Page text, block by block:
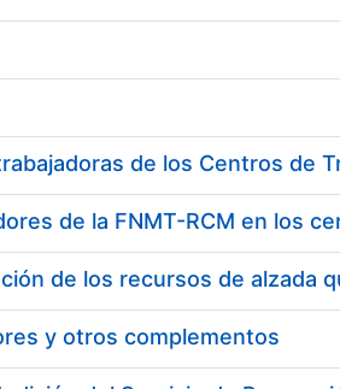
y otros complementos